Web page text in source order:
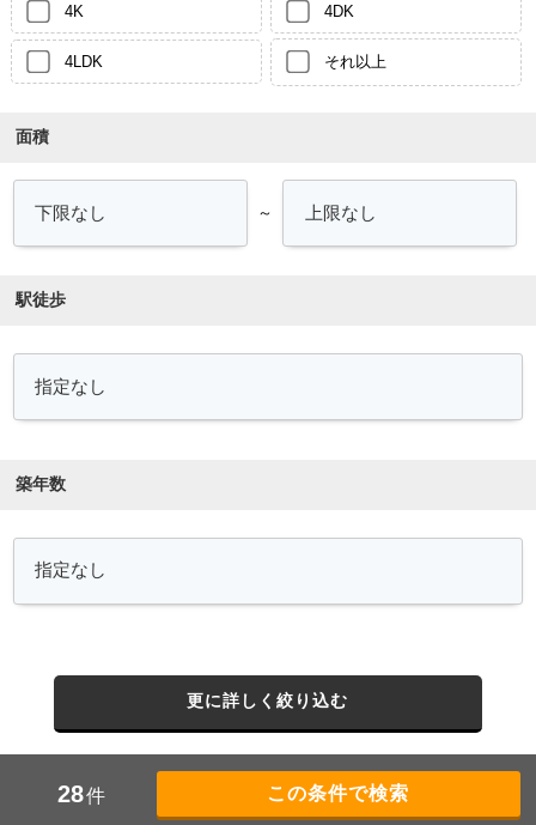
4K 4DK
4LDK それ以上
面積
～
駅徒歩
築年数
更に詳しく絞り込む
28件